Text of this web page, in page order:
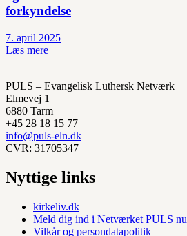
forkyndelse
7. april 2025
Læs mere
PULS – Evangelisk Luthersk Netværk
Elmevej 1
6880 Tarm
+45 28 18 15 77
info@puls-eln.dk
CVR: 31705347
Nyttige links
kirkeliv.dk
Meld dig ind i Netværket PULS nu
Vilkår og persondatapolitik